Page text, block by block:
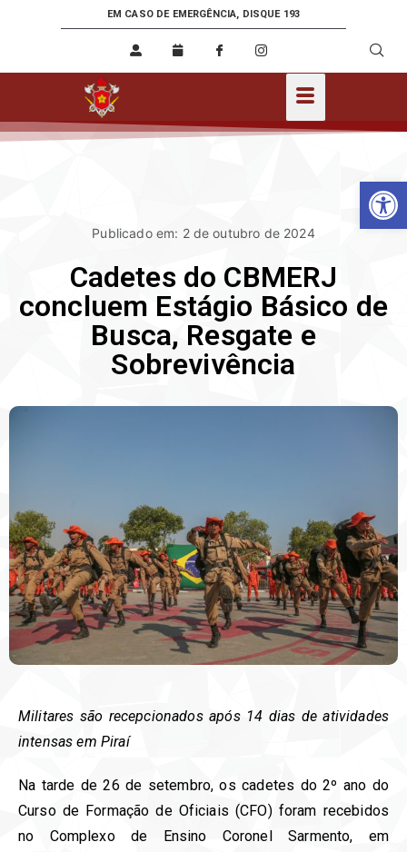
EM CASO DE EMERGÊNCIA, DISQUE 193
Publicado em: 2 de outubro de 2024
Cadetes do CBMERJ
concluem Estágio Básico de
Busca, Resgate e
Sobrevivência
Militares são recepcionados após 14 dias de atividades
intensas em Piraí
Na tarde de 26 de setembro, os cadetes do 2º ano do
Curso de Formação de Oficiais (CFO) foram recebidos
no Complexo de Ensino Coronel Sarmento, em